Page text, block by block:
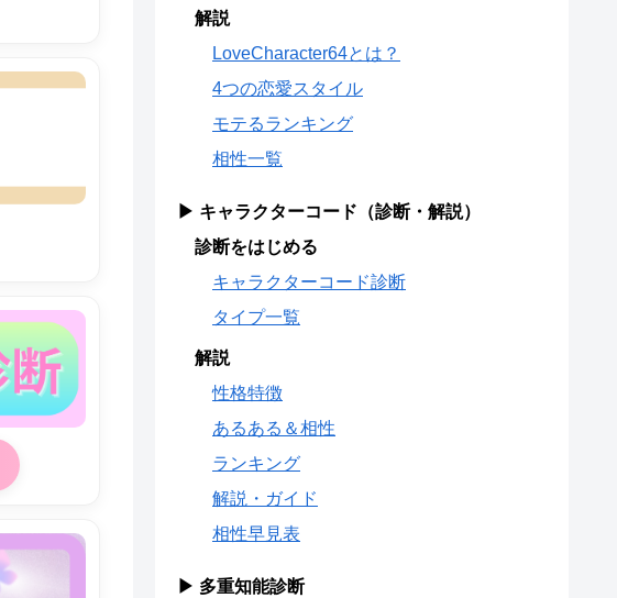
解説
LoveCharacter64とは？
4つの恋愛スタイル
モテるランキング
相性一覧
▶ キャラクターコード（診断・解説）
診断をはじめる
キャラクターコード診断
タイプ一覧
解説
性格特徴
あるある＆相性
ランキング
解説・ガイド
相性早見表
▶ 多重知能診断